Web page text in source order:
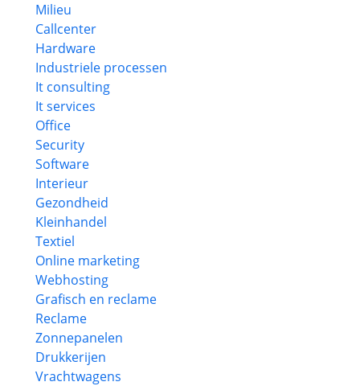
Milieu
Callcenter
Hardware
Industriele processen
It consulting
It services
Office
Security
Software
Interieur
Gezondheid
Kleinhandel
Textiel
Online marketing
Webhosting
Grafisch en reclame
Reclame
Zonnepanelen
Drukkerijen
Vrachtwagens